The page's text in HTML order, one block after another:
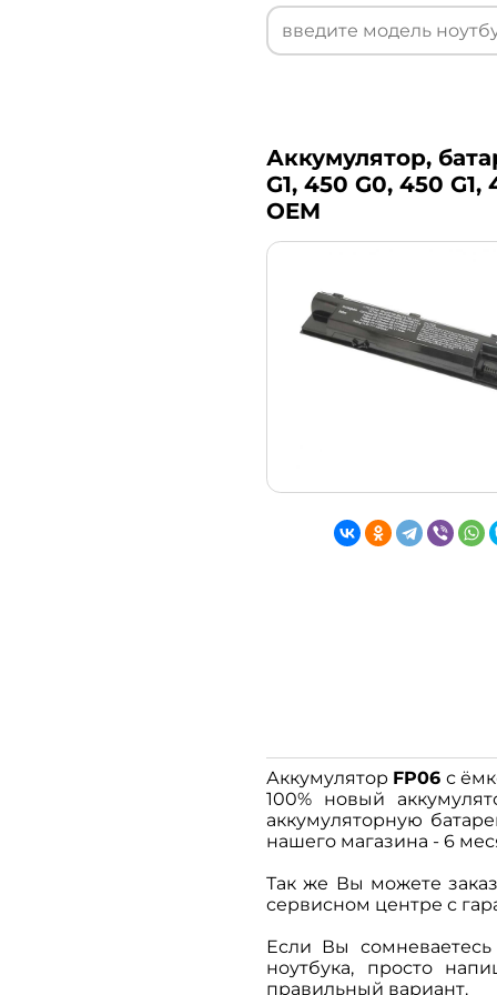
Аккумулятор,
G1, 450 G0, 450 G1,
OEM
Аккумулятор FP06 с
100% новый
аккумуляторную
нашего магазина - 6
Так же Вы можете
сервисном центре с
Если Вы
ноутбука, просто
правильный вариант.